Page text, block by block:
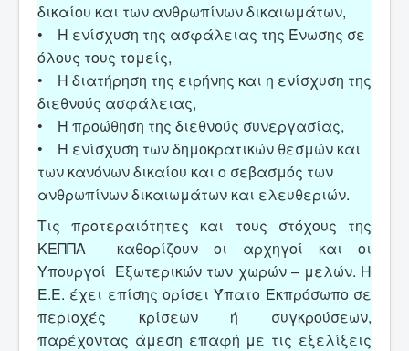
δικαίου και των ανθρωπίνων δικαιωμάτων,
• Η ενίσχυση της ασφάλειας της Ένωσης σε
όλους τους τομείς,
• Η διατήρηση της ειρήνης και η ενίσχυση της
διεθνούς ασφάλειας,
• Η προώθηση της διεθνούς συνεργασίας,
• Η ενίσχυση των δημοκρατικών θεσμών και
των κανόνων δικαίου και ο σεβασμός των
ανθρωπίνων δικαιωμάτων και ελευθεριών.
Τις προτεραιότητες και τους στόχους της
ΚΕΠΠΑ καθορίζουν οι αρχηγοί και οι
Υπουργοί Εξωτερικών των χωρών – μελών. Η
Ε.Ε. έχει επίσης ορίσει Ύπατο Εκπρόσωπο σε
περιοχές κρίσεων ή συγκρούσεων,
παρέχοντας άμεση επαφή με τις εξελίξεις